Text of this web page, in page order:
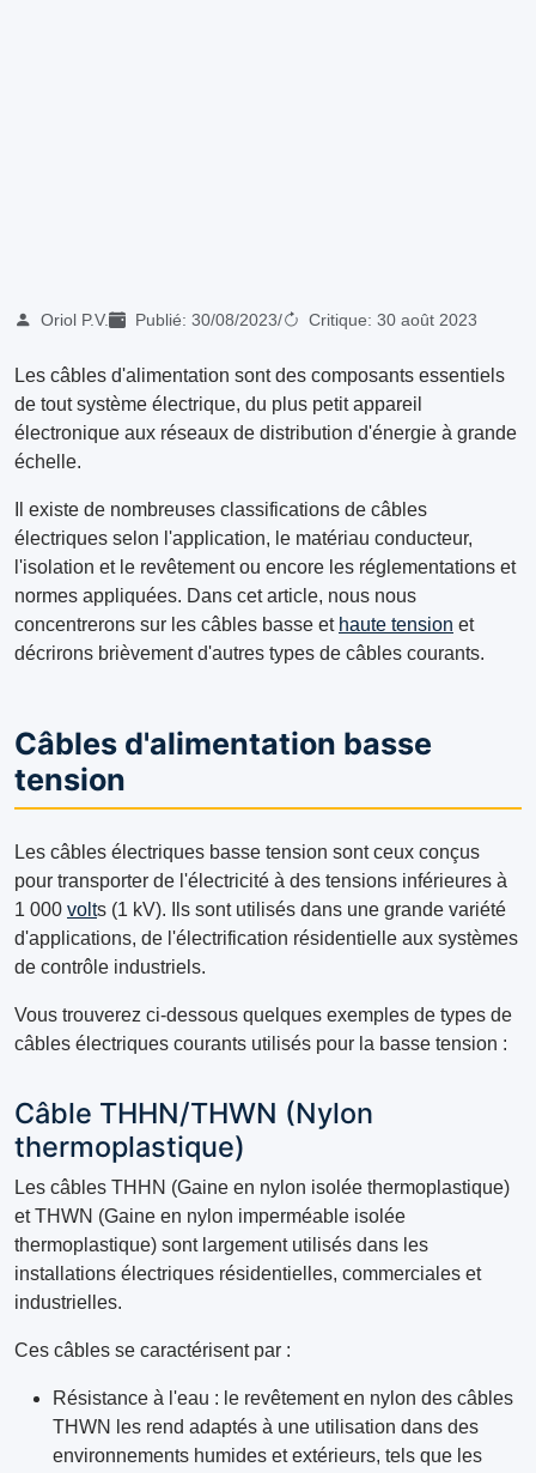
Oriol P.V. Publié: 30/08/2023/ Critique: 30 août 2023
Les câbles d'alimentation sont des composants essentiels
de tout système électrique, du plus petit appareil
électronique aux réseaux de distribution d'énergie à grande
échelle.
Il existe de nombreuses classifications de câbles
électriques selon l'application, le matériau conducteur,
l'isolation et le revêtement ou encore les réglementations et
normes appliquées. Dans cet article, nous nous
concentrerons sur les câbles basse et haute tension et
décrirons brièvement d'autres types de câbles courants.
Câbles d'alimentation basse
tension
Les câbles électriques basse tension sont ceux conçus
pour transporter de l'électricité à des tensions inférieures à
1 000 volts (1 kV). Ils sont utilisés dans une grande variété
d'applications, de l'électrification résidentielle aux systèmes
de contrôle industriels.
Vous trouverez ci-dessous quelques exemples de types de
câbles électriques courants utilisés pour la basse tension :
Câble THHN/THWN (Nylon
thermoplastique)
Les câbles THHN (Gaine en nylon isolée thermoplastique)
et THWN (Gaine en nylon imperméable isolée
thermoplastique) sont largement utilisés dans les
installations électriques résidentielles, commerciales et
industrielles.
Ces câbles se caractérisent par :
Résistance à l'eau : le revêtement en nylon des câbles
THWN les rend adaptés à une utilisation dans des
environnements humides et extérieurs, tels que les